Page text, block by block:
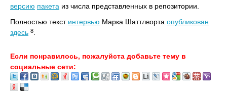
версию пакета из числа представленных в репозитoрии.
Полностью текст интервью Марка Шаттлворта опубликован
здесь 8
Если понравилось, пожалуйста добавьте тему в
социальные сети: